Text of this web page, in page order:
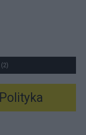
(2)
Polityka